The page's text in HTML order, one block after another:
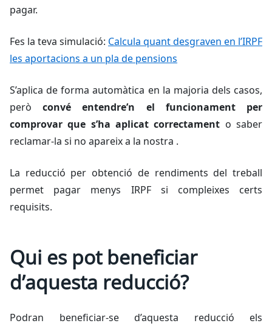
pagar.
Fes la teva simulació: Calcula quant desgraven en l’IRPF
les aportacions a un pla de pensions
S’aplica de forma automàtica en la majoria dels casos,
peròconvé entendre’n el funcionament per
comprovar que s’ha aplicat correctament o saber
reclamar-la si no apareix a la nostra .
La reducció per obtenció de rendiments del treball
permet pagar menys IRPF si compleixes certs
requisits.
Qui es pot beneficiar
d’aquesta reducció?
Podran beneficiar-se d’aquesta reducció els